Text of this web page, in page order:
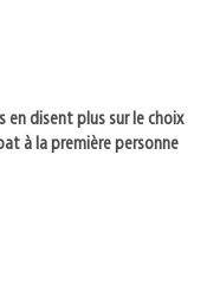
en disent plus sur le choix
à la première personne